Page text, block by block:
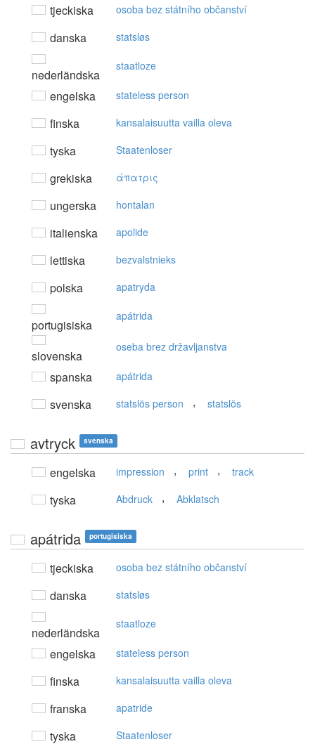
tjeckiska osoba bez státního občanství
danska statsløs
nederländska
staatloze
engelska stateless person
finska kansalaisuutta vailla oleva
tyska Staatenloser
grekiska άπατρις
ungerska hontalan
italienska apolide
lettiska bezvalstnieks
polska apatryda
portugisiska
apátrida
slovenska
oseba brez državljanstva
spanska apátrida
svenska statslös person , statslös
avtryck svenska
engelska impression , print , track
tyska Abdruck , Abklatsch
apátrida portugisiska
tjeckiska osoba bez státního občanství
danska statsløs
nederländska
staatloze
engelska stateless person
finska kansalaisuutta vailla oleva
franska apatride
tyska Staatenloser